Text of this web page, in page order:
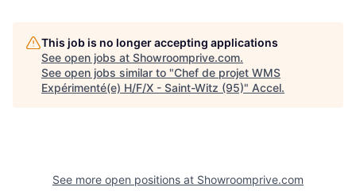
This job is no longer accepting applications
See open jobs at Showroomprive.com.
See open jobs similar to "Chef de projet WMS
Expérimenté(e) H/F/X - Saint-Witz (95)" Accel.
See more open positions at Showroomprive.com